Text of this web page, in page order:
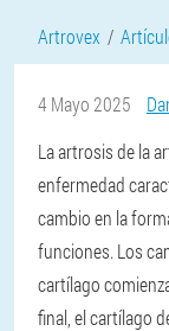
Artrovex
4 Mayo 2025
La artrosis de la
enfermedad
cambio en la
funciones. Los
cartílago
final, el cartílago